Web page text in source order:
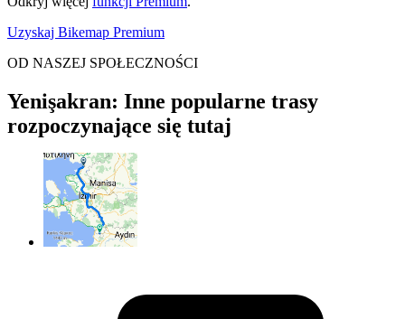
Uzyskaj Bikemap Premium
OD NASZEJ SPOŁECZNOŚCI
Yenişakran: Inne popularne trasy
rozpoczynające się tutaj